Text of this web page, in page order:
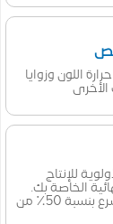
اللون وزوايا
للإنتاج
الخاصة بك.
اختر DeKing للتسليم في 3-5 أيام ، أسرع بنسبة 50٪ من